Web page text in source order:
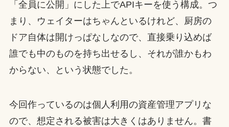
「全員に公開」にした上でAPIキーを使う構成。つ
まり、ウェイターはちゃんといるけれど、厨房の
ドア自体は開けっぱなしなので、直接乗り込めば
誰でも中のものを持ち出せるし、それが誰かもわ
からない、という状態でした。
今回作っているのは個人利用の資産管理アプリな
ので、想定される被害は大きくはありません。書